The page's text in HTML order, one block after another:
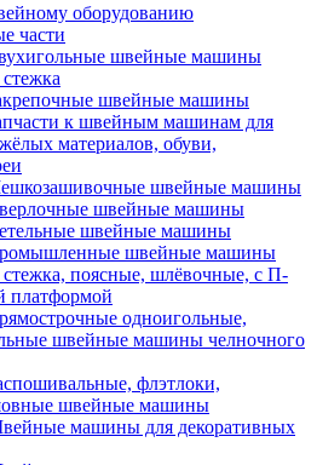
оборудованию
части
швейные машины
швейные машины
к швейным машинам для
материалов, обуви,
швейные машины
швейные машины
швейные машины
швейные машины
стежка, поясные, шлёвочные, с П-
платформой
одноигольные,
швейные машины челночного
флэтлоки,
швейные машины
машины для декоративных